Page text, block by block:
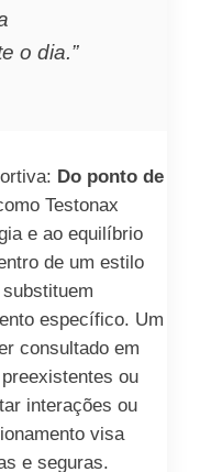
o dia.”
Do ponto de
Testonax
e ao equilíbrio
de um estilo
específico. Um
consultado em
ou
interações ou
visa
e seguras.